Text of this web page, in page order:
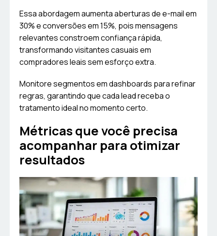
Essa abordagem aumenta aberturas de e-mail em
30% e conversões em 15%, pois mensagens
relevantes constroem confiança rápida,
transformando visitantes casuais em
compradores leais sem esforço extra.
Monitore segmentos em dashboards para refinar
regras, garantindo que cada lead receba o
tratamento ideal no momento certo.
Métricas que você precisa
acompanhar para otimizar
resultados